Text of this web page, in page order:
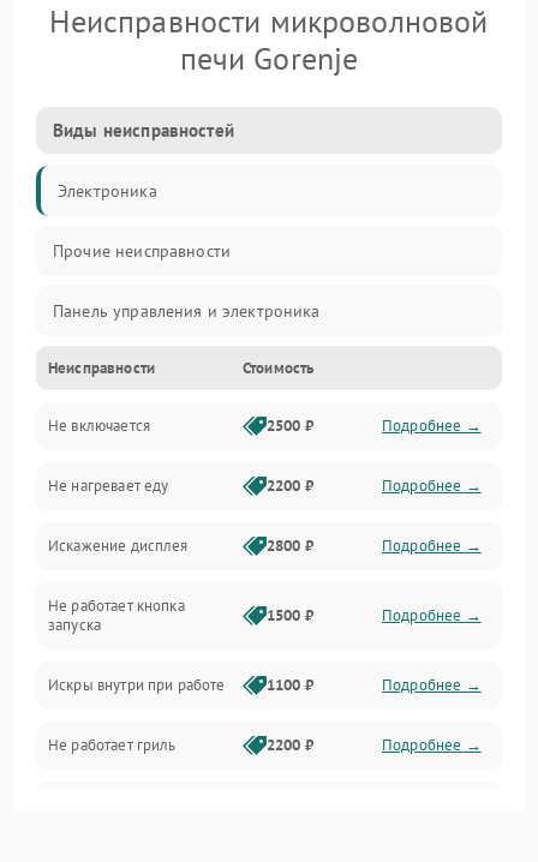
Неисправности микроволновой
печи Gorenje
Виды неисправностей
Электроника
Прочие неисправности
Панель управления и электроника
Дверца и корпус
Механика и внутренние элементы
Механические повреждения
Питание и запуск
Нагрев и приготовление
Программное обеспечение
Неисправности Стоимость
Не включается 2500 ₽ Подробнее →
Не нагревает еду 2200 ₽ Подробнее →
Искажение дисплея 2800 ₽ Подробнее →
Не работает кнопка
запуска
1500 ₽ Подробнее →
Искры внутри при работе 1100 ₽ Подробнее →
Не работает гриль 2200 ₽ Подробнее →